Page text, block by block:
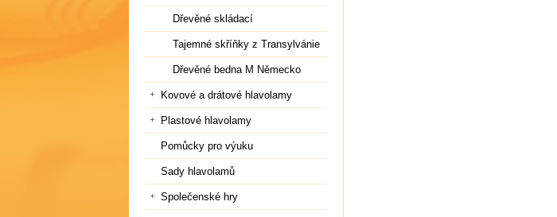
Dřevěné skládací
Tajemné skříňky z Transylvánie
Dřevěné bedna M Německo
Kovové a drátové hlavolamy
Plastové hlavolamy
Pomůcky pro výuku
Sady hlavolamů
Společenské hry